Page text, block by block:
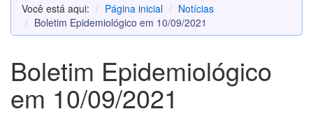
Você está aqui: Página inicial
Notícias
Boletim Epidemiológico em 10/09/2021
Boletim Epidemiológico
em 10/09/2021